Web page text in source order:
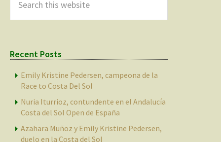
this
website
Recent Posts
Emily Kristine Pedersen, campeona de la
Race to Costa Del Sol
Nuria Iturrioz, contundente en el Andalucía
Costa del Sol Open de España
Azahara Muñoz y Emily Kristine Pedersen,
duelo en la Costa del Sol